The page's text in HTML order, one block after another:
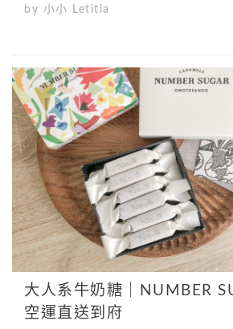
by 小小 Letitia
大人系牛奶糖｜NUMBER
空運直送到府